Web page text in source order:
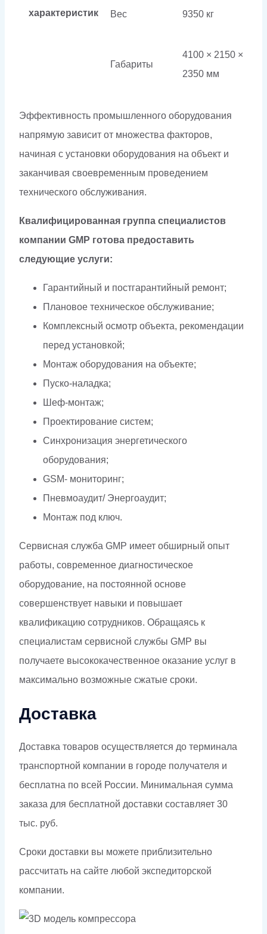
характеристик
Вес 9350 кг
Габариты
4100 × 2150 ×
2350 мм
Эффективность промышленного оборудования
напрямую зависит от множества факторов,
начиная с установки оборудования на объект и
заканчивая своевременным проведением
технического обслуживания.
Квалифицированная группа специалистов
компании GMP готова предоставить
следующие услуги:
Гарантийный и постгарантийный ремонт;
Плановое техническое обслуживание;
Комплексный осмотр объекта, рекомендации
перед установкой;
Монтаж оборудования на объекте;
Пуско-наладка;
Шеф-монтаж;
Проектирование систем;
Синхронизация энергетического
оборудования;
GSM- мониторинг;
Пневмоаудит/ Энергоаудит;
Монтаж под ключ.
Сервисная служба GMP имеет обширный опыт
работы, современное диагностическое
оборудование, на постоянной основе
совершенствует навыки и повышает
квалификацию сотрудников. Обращаясь к
специалистам сервисной службы GMP вы
получаете высококачественное оказание услуг в
максимально возможные сжатые сроки.
Доставка
Доставка товаров осуществляется до терминала
транспортной компании в городе получателя и
бесплатна по всей России. Минимальная сумма
заказа для бесплатной доставки составляет 30
тыс. руб.
Сроки доставки вы можете приблизительно
рассчитать на сайте любой экспедиторской
компании.